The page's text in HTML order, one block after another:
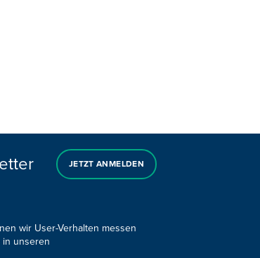
JETZT ANMELDEN
wir User-Verhalten messen
in unseren